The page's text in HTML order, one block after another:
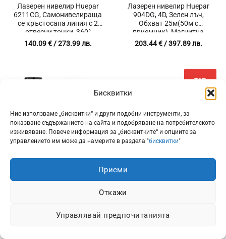
Бисквитки
Ние използваме „бисквитки“ и други подобни инструменти, за
показване съдържанието на сайта и подобряване на потребителското
изживяване. Повече информация за „бисквитките“ и опциите за
управлението им може да намерите в раздела "бисквитки"
Приеми
Откажи
Управлявай предпочитанията
Лазерен нивелир Huepar
6211CG, Самонивелираща
се кръстосана линия с 2
отвесни точки, 360°
покритие
140.09€/ 273.99 лв.
Лазерен нивелир Huepar
904DG, 4D, Зелен лъч,
Обхват 25м(50м с
приемник), Магнитна
стойка
203.44€/ 397.89 лв.
Лазерен нивелир с
приемник Huepar LS03CG
батерии 5200 mAh
Лазерен нивелир Huepar
S04CG, 4D, 360 градуса, 16
ТОП
ПРОДУКТ